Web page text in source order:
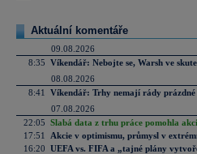
Aktuální komentáře
09.08.2026
8:35 Víkendář: Nebojte se, Warsh ve
08.08.2026
8:41
Víkendář: Trhy nemají rády prázdné
07.08.2026
22:05 Slabá data z trhu práce pomohla
17:51
Akcie v optimismu, průmysl v
16:20 UEFA vs. FIFA a „tajné plány